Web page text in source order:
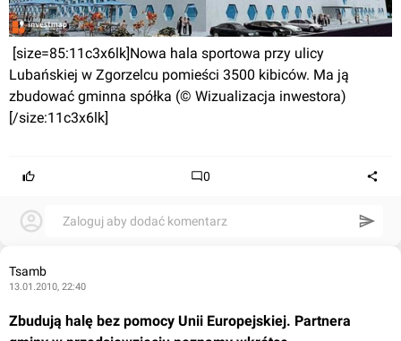
Lubańskiej w Zgorzelcu pomieści 3500 kibiców. Ma ją
zbudować gminna spółka (© Wizualizacja inwestora)
[/size:11c3x6lk]
0
Zaloguj aby dodać komentarz
Tsamb
13.01.2010, 22:40
Zbudują halę bez pomocy Unii Europejskiej. Partnera